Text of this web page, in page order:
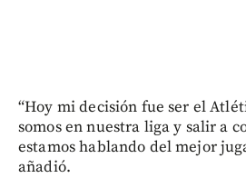
“Hoy mi decisión fue ser el
somos en nuestra liga y salir a
estamos hablando del mejor
añadió.